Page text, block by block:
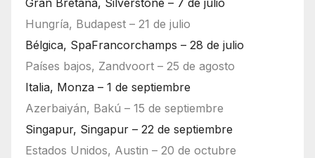
Hungría, Budapest – 21 de julio
Bélgica, SpaFrancorchamps – 28 de julio
Países bajos, Zandvoort – 25 de agosto
Italia, Monza – 1 de septiembre
Azerbaiyán, Bakú – 15 de septiembre
Singapur, Singapur – 22 de septiembre
Estados Unidos, Austin – 20 de octubre